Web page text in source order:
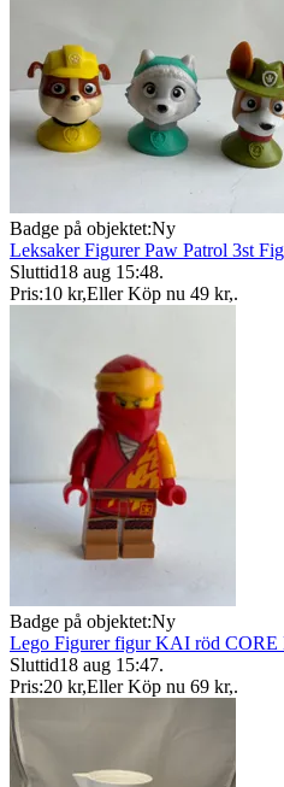
Badge på objektet:Ny
Leksaker Figurer Paw Patrol 3st
Sluttid18 aug 15:48.
Pris:10 kr,Eller Köp nu 49 kr,.
Badge på objektet:Ny
Lego Figurer figur KAI röd CORE
Sluttid18 aug 15:47.
Pris:20 kr,Eller Köp nu 69 kr,.